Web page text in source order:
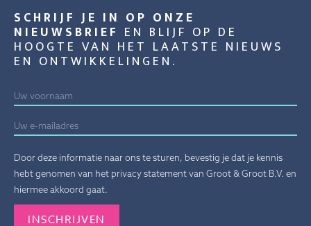
SCHRIJF JE IN OP ONZE
NIEUWSBRIEF EN BLIJF OP DE
HOOGTE VAN HET LAATSTE NIEUWS
EN ONTWIKKELINGEN.
Door deze informatie naar ons te sturen, bevestig je dat je kennis
hebt genomen van het privacy statement van Groot & Groot B.V. en
hiermee akkoord gaat.